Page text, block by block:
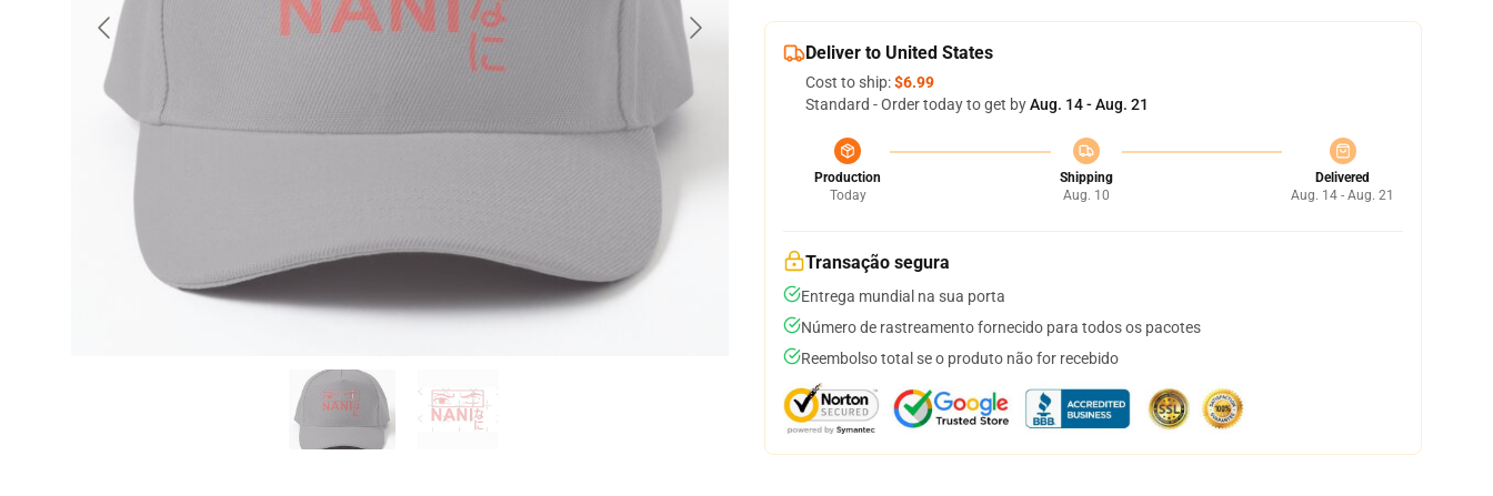
Deliver to United States
Cost to ship:$6.99
Standard - Order today to get byAug. 14 - Aug. 21
Production
Today
Shipping
Aug. 10
Delivered
Aug. 14 - Aug. 21
Transação segura
Entrega mundial na sua porta
Número de rastreamento fornecido para todos os pacotes
Reembolso total se o produto não for recebido